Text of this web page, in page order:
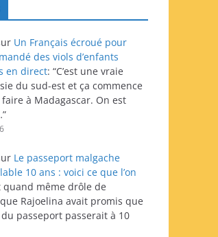
Un Français écroué pour
des viols d’enfants
en direct: “C’est une vraie
du sud-est et ça commence
à Madagascar. On est
”
Le passeport malgache
10 ans : voici ce que l’on
quand même drôle de
Rajoelina avait promis que
passeport passerait à 10